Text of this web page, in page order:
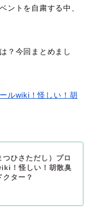
ントを自粛する中、
？今回まとめまし
ルwiki！怪しい！胡
つひさただし）プロ
！怪しい！胡散臭
クター？